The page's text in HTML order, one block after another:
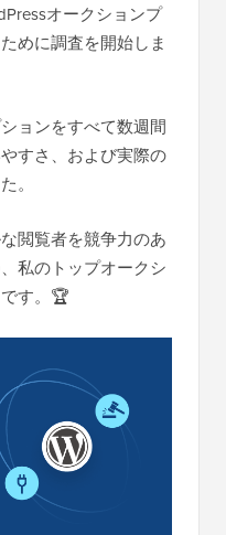
オークションプ
めに調査を開始しま
ョンをすべて数週間
すさ、および実際の
。
閲覧者を競争力のあ
私のトップオークシ
す。🏆